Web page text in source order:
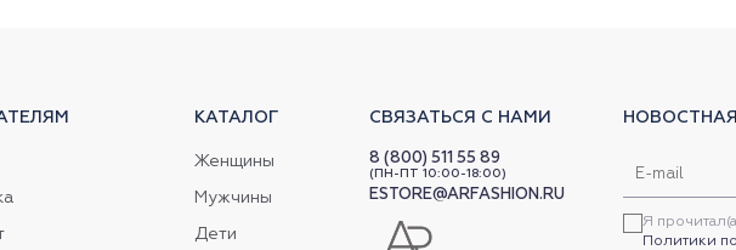
КАТАЛОГ
Женщины
Мужчины
Дети
СВЯЗАТЬСЯ С НАМИ
8 (800) 511 55 89
(ПН-ПТ 10:00-18:00)
ESTORE@ARFASHION.RU
Я
Политики